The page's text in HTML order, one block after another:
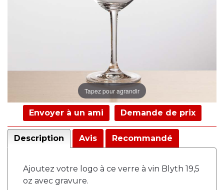
Tapez pour agrandir
Envoyer à un ami Demande de prix
Description Avis Recommandé
Ajoutez votre logo à ce verre à vin Blyth 19,5
oz avec gravure.